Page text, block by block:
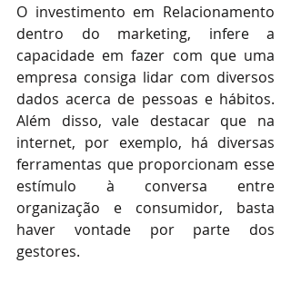
O investimento em Relacionamento
dentro do marketing, infere a
capacidade em fazer com que uma
empresa consiga lidar com diversos
dados acerca de pessoas e hábitos.
Além disso, vale destacar que na
internet, por exemplo, há diversas
ferramentas que proporcionam esse
estímulo à conversa entre
organização e consumidor, basta
haver vontade por parte dos
gestores.